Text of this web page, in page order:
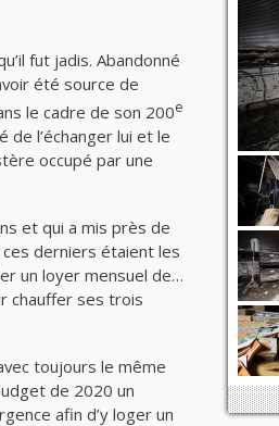
fut jadis. Abandonné
été source de
le cadre de son 200e
l’échanger lui et le
occupé par une
et qui a mis près de
derniers étaient les
un loyer mensuel de…
chauffer ses trois
toujours le même
de 2020 un
afin d’y loger un